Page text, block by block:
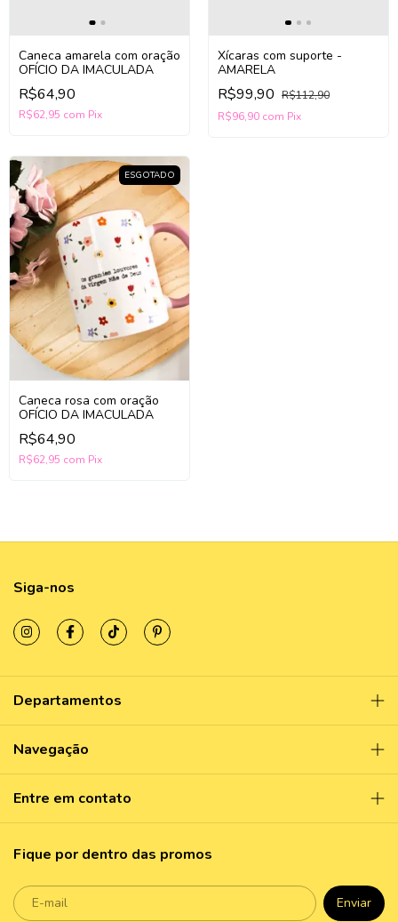
Caneca amarela com oração
OFÍCIO DA IMACULADA
R$64,90
R$62,95 com Pix
Xícaras com suporte -
AMARELA
R$99,90 R$112,90
R$96,90 com Pix
ESGOTADO
Caneca rosa com oração
OFÍCIO DA IMACULADA
R$64,90
R$62,95 com Pix
Siga-nos
Departamentos
Navegação
Entre em contato
Fique por dentro das promos